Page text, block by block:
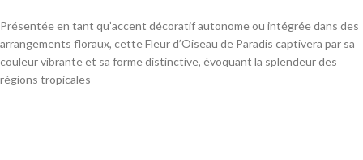
Présentée en tant qu’accent décoratif autonome ou intégrée dans des
arrangements floraux, cette Fleur d’Oiseau de Paradis captivera par sa
couleur vibrante et sa forme distinctive, évoquant la splendeur des
régions tropicales